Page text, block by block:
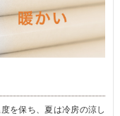
を保ち、夏は冷房の涼し